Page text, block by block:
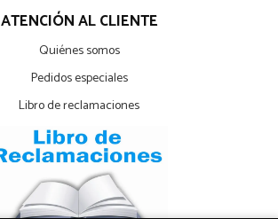
ATENCIÓN AL CLIENTE
Quiénes somos
Pedidos especiales
Libro de reclamaciones